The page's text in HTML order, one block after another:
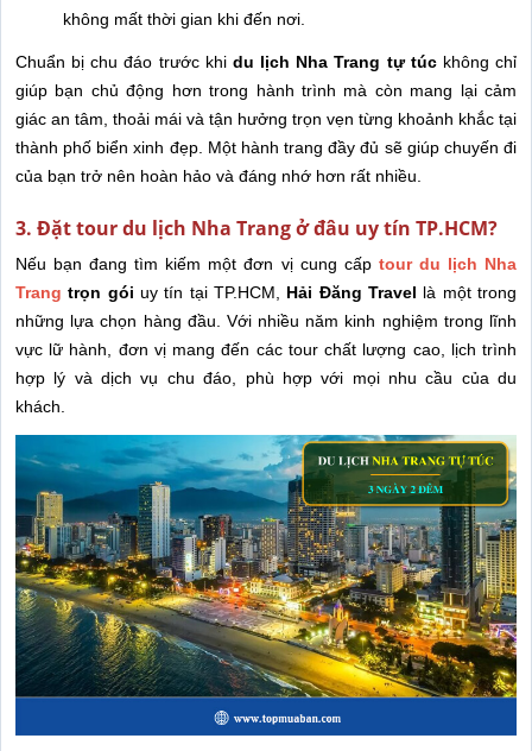
không mất thời gian khi đến nơi.
Chuẩn bị chu đáo trước khi du lịch Nha Trang tự túckhông chỉ
giúp bạn chủ động hơn trong hành trình mà còn mang lại cảm
giác an tâm, thoải mái và tận hưởng trọn vẹn từng khoảnh khắc tại
thành phố biển xinh đẹp. Một hành trang đầy đủ sẽ giúp chuyến đi
của bạn trở nên hoàn hảo và đáng nhớ hơn rất nhiều.
3. Đặt tour du lịch Nha Trang ở đâu uy tín TP.HCM?
Nếu bạn đang tìm kiếm một đơn vị cung cấp tour du lịch Nha
Trang trọn gói uy tín tại TP.HCM, Hải Đăng Travel là một trong
những lựa chọn hàng đầu. Với nhiều năm kinh nghiệm trong lĩnh
vực lữ hành, đơn vị mang đến các tour chất lượng cao, lịch trình
hợp lý và dịch vụ chu đáo, phù hợp với mọi nhu cầu của du
khách.